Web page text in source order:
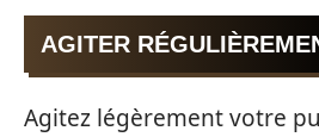
AGITER
Agitez légèrement votre